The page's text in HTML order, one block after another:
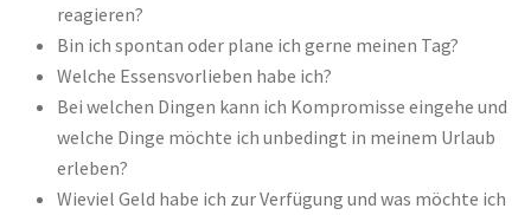
reagieren?
Bin ich spontan oder plane ich gerne meinen Tag?
Welche Essensvorlieben habe ich?
Bei welchen Dingen kann ich Kompromisse eingehe und
welche Dinge möchte ich unbedingt in meinem Urlaub
erleben?
Wieviel Geld habe ich zur Verfügung und was möchte ich